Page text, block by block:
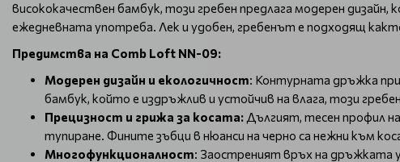
висококачествен бамбук, този гребен предлага модерен
ежедневната употреба. Лек и удобен, гребенът е подходящ
Предимства на Comb Loft NN-09:
Модерен дизайн и екологичност: Контурната дръжка
бамбук, който е издръжлив и устойчив на влага, този
Прецизност и грижа за косата: Дългият, тесен профил на
тупиране. Фините зъбци в нюанси на черно са нежни към
Многофункционалност: Заостреният връх на дръжката